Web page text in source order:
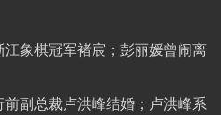
象棋冠军褚宸；彭丽媛曾闹离
副总裁卢洪峰结婚；卢洪峰系